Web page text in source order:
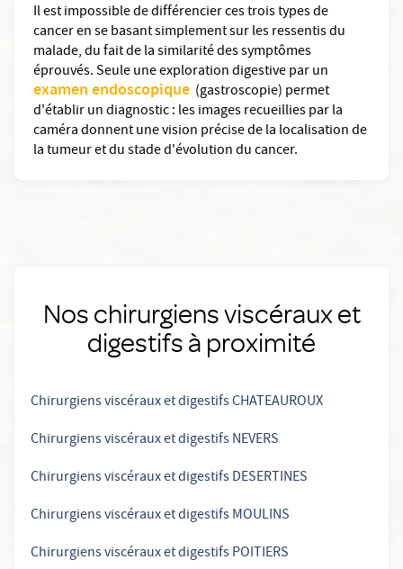
Il est impossible de différencier ces trois types de
cancer en se basant simplement sur les ressentis du
malade, du fait de la similarité des symptômes
éprouvés. Seule une exploration digestive par un
examen endoscopique (gastroscopie) permet
d'établir un diagnostic : les images recueillies par la
caméra donnent une vision précise de la localisation de
la tumeur et du stade d'évolution du cancer.
Nos chirurgiens viscéraux et
digestifs à proximité
Chirurgiens viscéraux et digestifs CHATEAUROUX
Chirurgiens viscéraux et digestifs NEVERS
Chirurgiens viscéraux et digestifs DESERTINES
Chirurgiens viscéraux et digestifs MOULINS
Chirurgiens viscéraux et digestifs POITIERS